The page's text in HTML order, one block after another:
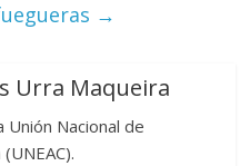
→
Urra Maqueira
Nacional de